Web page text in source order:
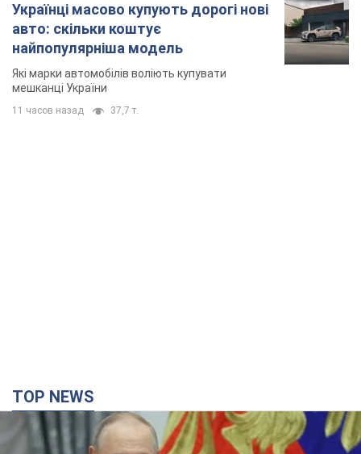
Українці масово купують дорогі нові
авто: скільки коштує
найпопулярніша модель
Які марки автомобілів воліють купувати
мешканці України
11 часов назад 37,7 т.
TOP NEWS